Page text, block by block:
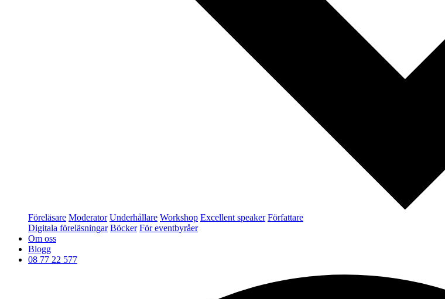
Föreläsare Moderator Underhållare Workshop Excellent speaker Författare
Digitala föreläsningar Böcker För eventbyråer
Om oss
Blogg
08 77 22 577